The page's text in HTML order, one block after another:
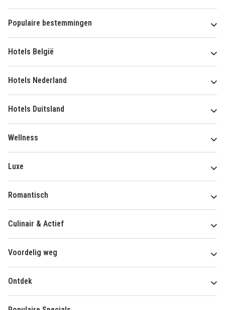
Populaire bestemmingen
Hotels België
Hotels Nederland
Hotels Duitsland
Wellness
Luxe
Romantisch
Culinair & Actief
Voordelig weg
Ontdek